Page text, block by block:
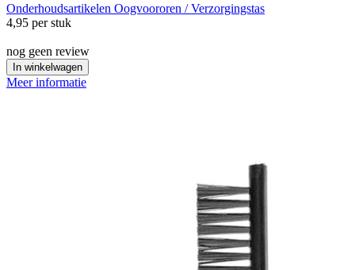
Onderhoudsartikelen Oogvoororen / Verzorgingstas
4,95 per stuk
nog geen review
In winkelwagen
Meer informatie